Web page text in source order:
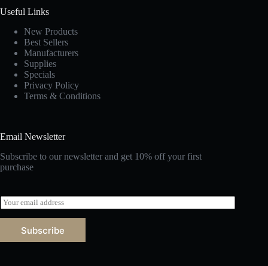
Useful Links
New Products
Best Sellers
Manufacturers
Supplies
Specials
Privacy Policy
Terms & Conditions
Email Newsletter
Subscribe to our newsletter and get 10% off your first
purchase
E
m
a
l
Subscribe